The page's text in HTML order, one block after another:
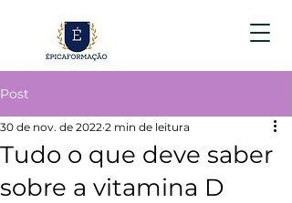
Post
Tudo o que deve saber
sobre a vitamina D
30 de nov. de 2022 2 min de leitura